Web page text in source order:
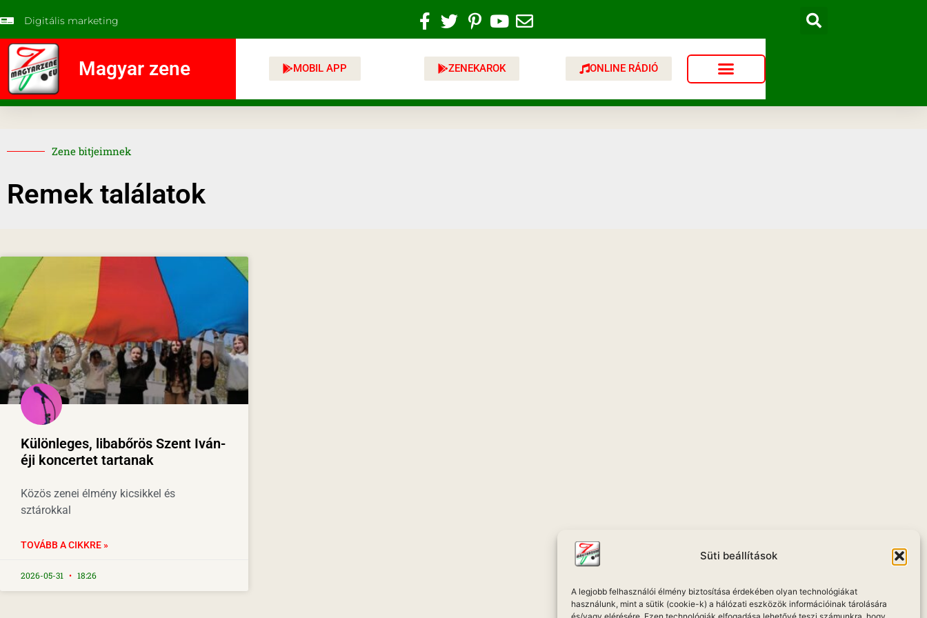
Süti beállítások
A legjobb felhasználói élmény biztosítása érdekében olyan technológiákat
használunk, mint a sütik (cookie-k) a hálózati eszközök információinak tárolására
Digitális marketing
Magyar zene MOBIL APP ZENEKAROK ONLINE RÁDIÓ
Zene bitjeimnek
Remek találatok
Különleges, libabőrös Szent Iván-
éji koncertet tartanak
Közös zenei élmény kicsikkel és
sztárokkal
TOVÁBB A CIKKRE »
2026-05-31 18:26